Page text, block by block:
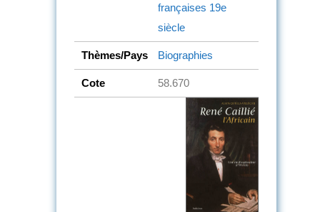
françaises 19e
siècle
Thèmes/Pays Biographies
Cote 58.670